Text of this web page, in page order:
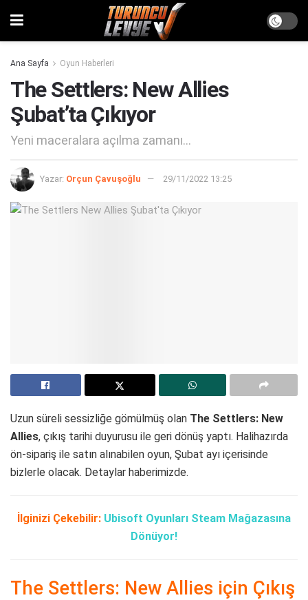
Ana Sayfa Oyun Haberleri
The Settlers: New Allies
Şubat’ta Çıkıyor
Yeni maceralara açılma zamanı...
Yazar: Orçun Çavuşoğlu 29/11/2022 13:25
Uzun süreli sessizliğe gömülmüş olan The Settlers: New
Allies, çıkış tarihi duyurusu ile geri dönüş yaptı. Halihazırda
ön-sipariş ile satın alınabilen oyun, Şubat ayı içerisinde
bizlerle olacak. Detaylar haberimizde.
İlginizi Çekebilir: Ubisoft Oyunları Steam Mağazasına
Dönüyor!
The Settlers: New Allies için Çıkış